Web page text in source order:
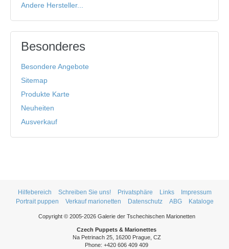
Andere Hersteller...
Besonderes
Besondere Angebote
Sitemap
Produkte Karte
Neuheiten
Ausverkauf
Hilfebereich Schreiben Sie uns! Privatsphäre Links
Impressum
Portrait puppen
Verkauf marionetten Datenschutz ABG Kataloge
Copyright © 2005-2026 Galerie der Tschechischen Marionetten
Czech Puppets & Marionettes
Na Petrinach 25, 16200 Prague, CZ
Phone: +420 606 409 409